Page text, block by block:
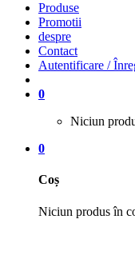
Produse
Promotii
despre
Contact
Autentificare /
0
Niciun
0
Coș
Niciun produs în